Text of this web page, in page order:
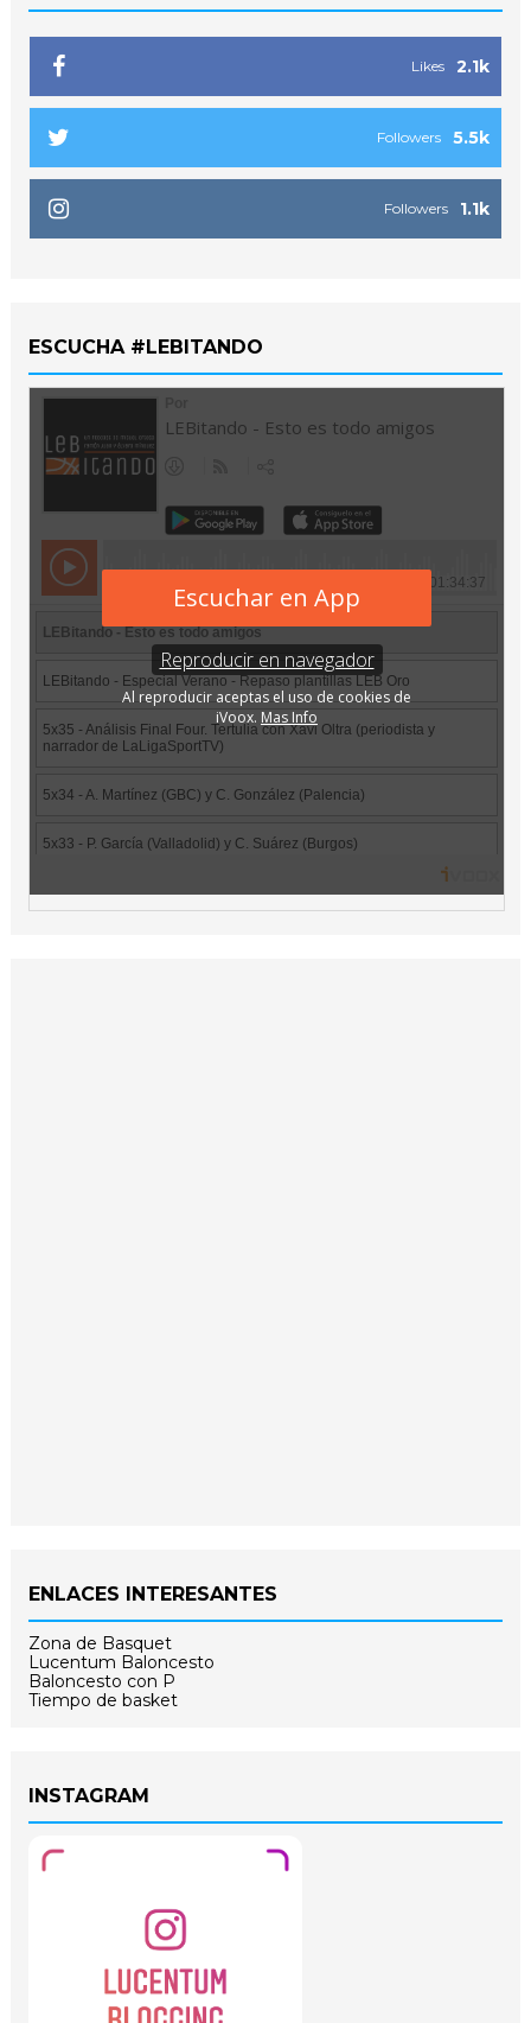
2.1k
Likes
5.5k
Followers
1.1k
Followers
ESCUCHA #LEBITANDO
ENLACES INTERESANTES
Zona de Basquet
Lucentum Baloncesto
Baloncesto con P
Tiempo de basket
INSTAGRAM